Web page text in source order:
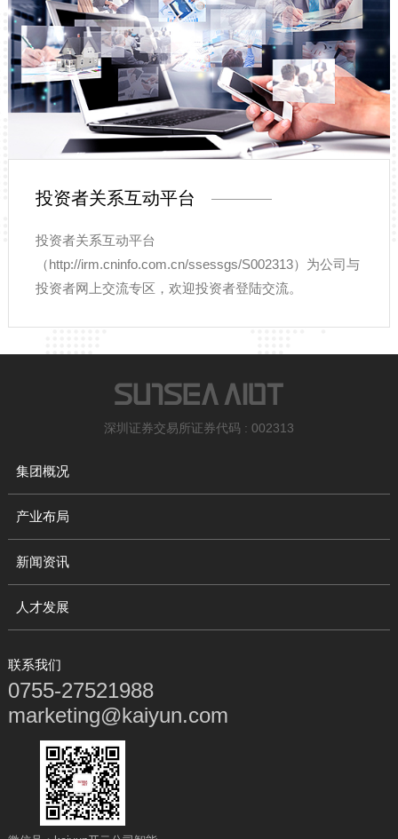
投资者关系互动平台
投资者关系互动平台
（http://irm.cninfo.com.cn/ssessgs/S002313）为公司与
投资者网上交流专区，欢迎投资者登陆交流。
深圳证券交易所证券代码 : 002313
集团概况
产业布局
新闻资讯
人才发展
联系我们
0755-27521988
marketing@kaiyun.com